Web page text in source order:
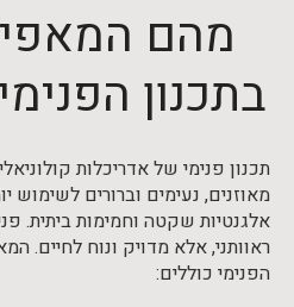
מהם
בתכנון
תכנון פנימי של אדריכלות
מאוזנים, נעימים וברורים לשימוש
אלגנטיות שקטה וחמימות ביתית.
ראוותני, אלא מדויק ונוח לחיים.
הפנימי כוללים: